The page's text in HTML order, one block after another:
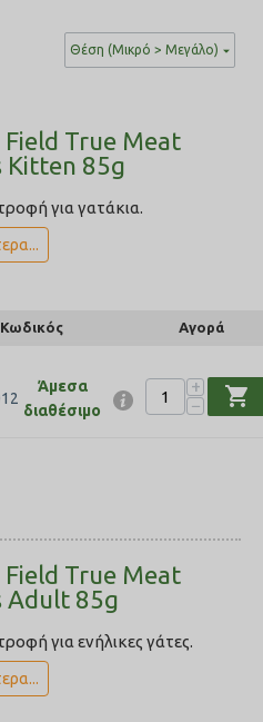
Θέση (Μικρό > Μεγάλο)
Field True Meat
Kitten 85g
για γατάκια.
Κωδικός Αγορά
Άμεσα
διαθέσιμο
+
−
shopping_cart
Field True Meat
Adult 85g
για ενήλικες γάτες.